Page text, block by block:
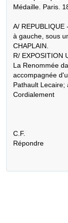
Médaille. Paris.
A/
à gauche, sous
CHAPLAIN.
R/ EXPOSITION
La Renommée
accompagnée
Pathault Lecaire;
Cordialement
C.F.
Répondre